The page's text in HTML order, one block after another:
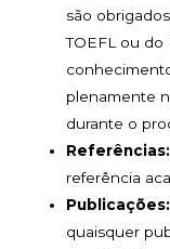
são
TOEFL ou do
plenamente
durante o
Referências:
referência
Publicações:
quaisquer